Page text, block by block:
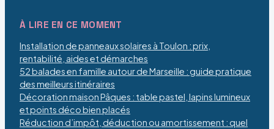
À LIRE EN CE MOMENT
Installation de panneaux solaires à Toulon : prix,
rentabilité, aides et démarches
52 balades en famille autour de Marseille : guide pratique
des meilleurs itinéraires
Décoration maison Pâques : table pastel, lapins lumineux
et points déco bien placés
Réduction d’impôt, déduction ou amortissement : quel